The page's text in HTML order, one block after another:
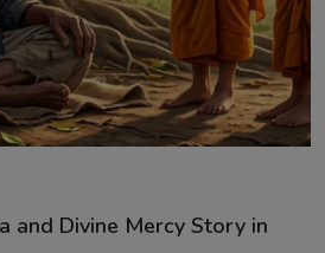
and Divine Mercy Story in